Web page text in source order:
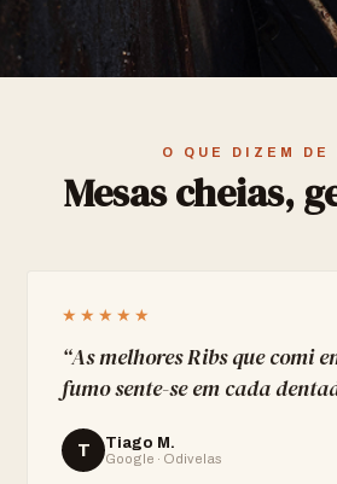
O QUE DIZEM DE
Mesas cheias,
★★★★★
“As melhores Ribs que comi
fumo sente-se em cada
T Tiago M.
Google · Odivelas